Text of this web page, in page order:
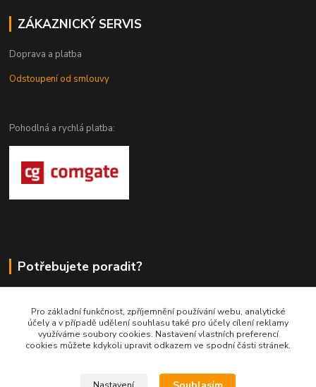
ZÁKAZNICKÝ SERVIS
Doprava a platba
Odstoupení od smlouvy
Pohodlná a rychlá platba:
Potřebujete poradit?
+420 731 722 844
Pro základní funkčnost, zpříjemnění používání webu, analytické
účely a v případě udělení souhlasu také pro účely cílení reklamy
využíváme soubory cookies. Nastavení vlastních preferencí
cookies můžete kdykoli upravit odkazem ve spodní části stránek.